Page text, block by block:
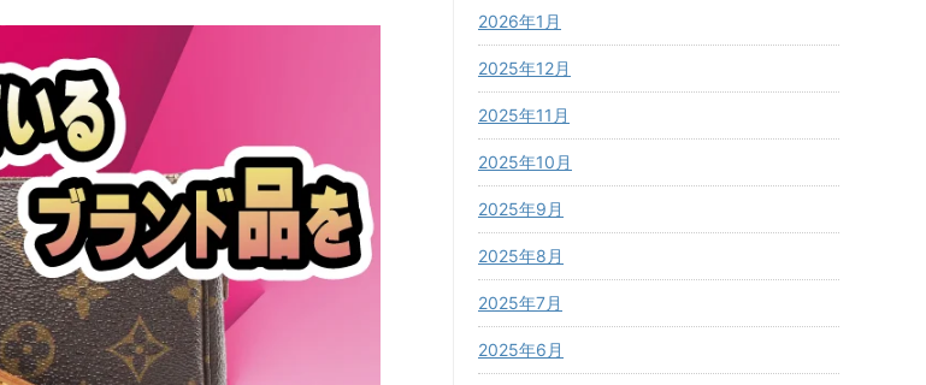
2026年1月
2025年12月
2025年11月
2025年10月
2025年9月
2025年8月
2025年7月
2025年6月